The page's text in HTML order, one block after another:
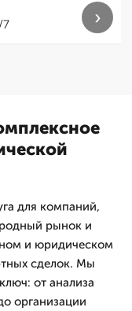
7 ›
для компаний,
рынок и
и юридическом
сделок. Мы
от анализа
организации